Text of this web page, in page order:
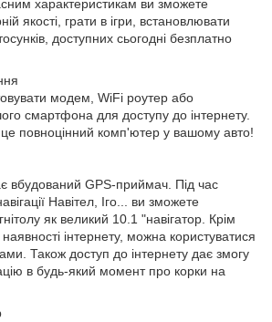
характеристикам ви зможете
якості, грати в ігри, встановлювати
доступних сьогодні безплатно
модем, WiFi роутер або
смартфона для доступу до інтернету.
повноцінний комп'ютер у вашому авто!
вбудований GPS-приймач. Під час
Навітел, Іго... ви зможете
як великий 10.1 "навігатор. Крім
наявності інтернету, можна користуватися
Також доступ до інтернету дає змогу
в будь-який момент про корки на